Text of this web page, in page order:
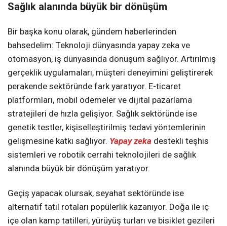
Sağlık alanında büyük bir dönüşüm
Bir başka konu olarak, gündem haberlerinden
bahsedelim: Teknoloji dünyasında yapay zeka ve
otomasyon, iş dünyasında dönüşüm sağlıyor. Artırılmış
gerçeklik uygulamaları, müşteri deneyimini geliştirerek
perakende sektöründe fark yaratıyor. E-ticaret
platformları, mobil ödemeler ve dijital pazarlama
stratejileri de hızla gelişiyor. Sağlık sektöründe ise
genetik testler, kişiselleştirilmiş tedavi yöntemlerinin
gelişmesine katkı sağlıyor. Yapay zeka destekli teşhis
sistemleri ve robotik cerrahi teknolojileri de sağlık
alanında büyük bir dönüşüm yaratıyor.
Geçiş yapacak olursak, seyahat sektöründe ise
alternatif tatil rotaları popülerlik kazanıyor. Doğa ile iç
içe olan kamp tatilleri, yürüyüş turları ve bisiklet gezileri